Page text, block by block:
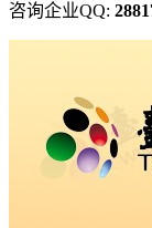
咨询企业QQ: